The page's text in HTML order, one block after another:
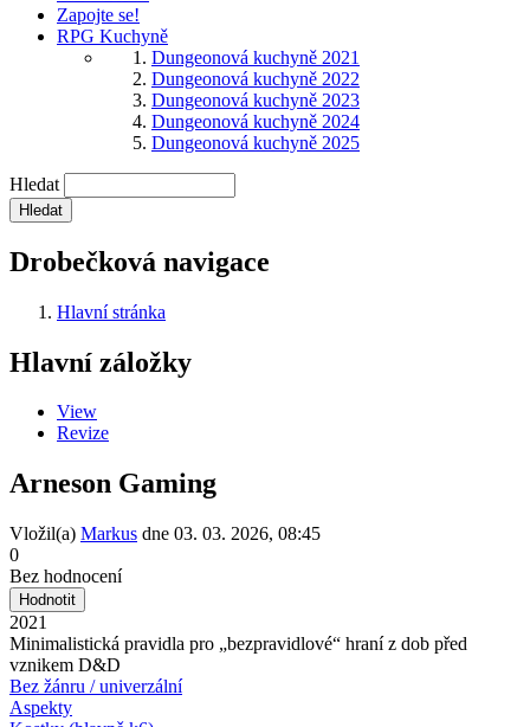
Zapojte se!
RPG Kuchyně
Dungeonová kuchyně 2021
Dungeonová kuchyně 2022
Dungeonová kuchyně 2023
Dungeonová kuchyně 2024
Dungeonová kuchyně 2025
Hledat
Drobečková navigace
Hlavní stránka
Hlavní záložky
View
Revize
Arneson Gaming
Vložil(a) Markus dne 03. 03. 2026, 08:45
0
Bez hodnocení
2021
Minimalistická pravidla pro „bezpravidlové“ hraní z dob před
vznikem D&D
Bez žánru / univerzální
Aspekty